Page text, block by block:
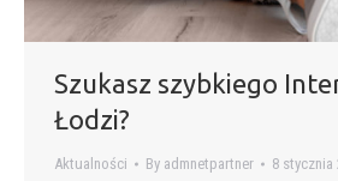
Szukasz szybkiego
Łodzi?
Aktualności By admnetpartner 8 stycznia